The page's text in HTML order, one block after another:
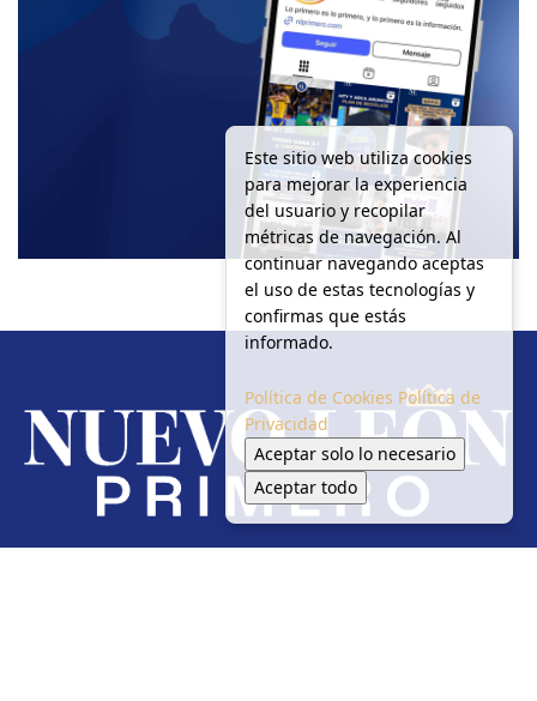
Este sitio web utiliza cookies
para mejorar la experiencia
del usuario y recopilar
métricas de navegación. Al
continuar navegando aceptas
el uso de estas tecnologías y
confirmas que estás
informado.
Política de Cookies Política de
Privacidad
Aceptar solo lo necesario
Aceptar todo